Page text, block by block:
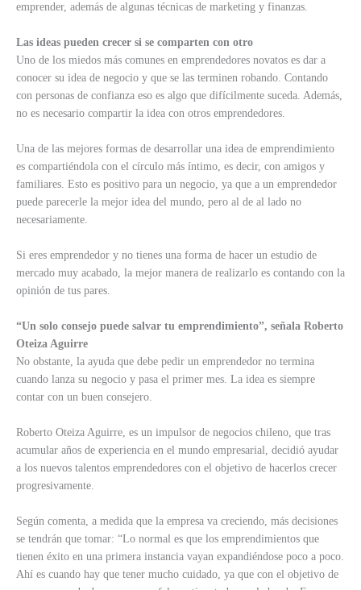
emprender, además de algunas técnicas de marketing y finanzas.
Las ideas pueden crecer si se comparten con otro
Uno de los miedos más comunes en emprendedores novatos es dar a
conocer su idea de negocio y que se las terminen robando. Contando
con personas de confianza eso es algo que difícilmente suceda. Además,
no es necesario compartir la idea con otros emprendedores.
Una de las mejores formas de desarrollar una idea de emprendimiento
es compartiéndola con el círculo más íntimo, es decir, con amigos y
familiares. Esto es positivo para un negocio, ya que a un emprendedor
puede parecerle la mejor idea del mundo, pero al de al lado no
necesariamente.
Si eres emprendedor y no tienes una forma de hacer un estudio de
mercado muy acabado, la mejor manera de realizarlo es contando con la
opinión de tus pares.
“Un solo consejo puede salvar tu emprendimiento”, señala Roberto
Oteiza Aguirre
No obstante, la ayuda que debe pedir un emprendedor no termina
cuando lanza su negocio y pasa el primer mes. La idea es siempre
contar con un buen consejero.
Roberto Oteiza Aguirre, es un impulsor de negocios chileno, que tras
acumular años de experiencia en el mundo empresarial, decidió ayudar
a los nuevos talentos emprendedores con el objetivo de hacerlos crecer
progresivamente.
Según comenta, a medida que la empresa va creciendo, más decisiones
se tendrán que tomar: “Lo normal es que los emprendimientos que
tienen éxito en una primera instancia vayan expandiéndose poco a poco.
Ahí es cuando hay que tener mucho cuidado, ya que con el objetivo de